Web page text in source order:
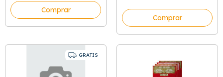
Comprar
Comprar
GRATIS